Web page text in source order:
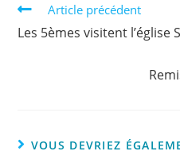
Article précédent
Les 5èmes visitent l’église
VOUS DEVRIEZ